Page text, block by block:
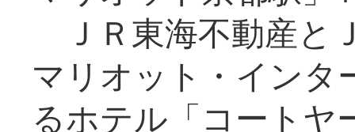
ＪＲ東海不動産と
マリオット・インタ
るホテル「コートヤ